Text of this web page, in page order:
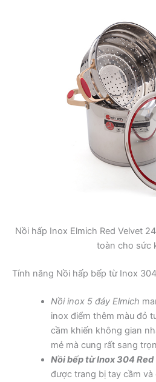
Nồi hấp Inox Elmich Red Velvet
toàn cho sức
Tính năng Nồi hấp bếp từ Inox
Nồi inox 5 đáy Elmich
inox điểm thêm màu đỏ
cầm khiến không gian
mẻ mà cung rất sang
Nồi bếp từ Inox 304
được trang bị tay cầm và